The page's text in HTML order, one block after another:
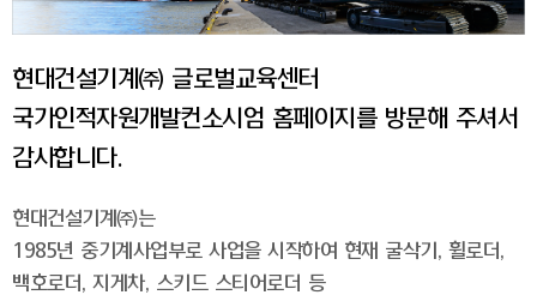
현대건설기계㈜ 글로벌교육센터
국가인적자원개발컨소시엄 홈페이지를 방문해 주셔서
감사합니다.
현대건설기계㈜는
1985년 중기계사업부로 사업을 시작하여 현재 굴삭기, 휠로더,
백호로더, 지게차, 스키드 스티어로더 등